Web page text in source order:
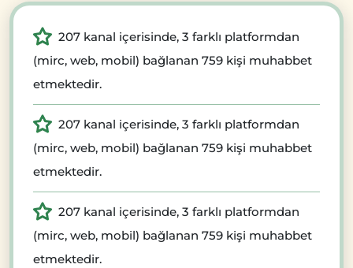
207 kanal içerisinde, 3 farklı platformdan
(mirc, web, mobil) bağlanan 759 kişi muhabbet
etmektedir.
207 kanal içerisinde, 3 farklı platformdan
(mirc, web, mobil) bağlanan 759 kişi muhabbet
etmektedir.
207 kanal içerisinde, 3 farklı platformdan
(mirc, web, mobil) bağlanan 759 kişi muhabbet
etmektedir.